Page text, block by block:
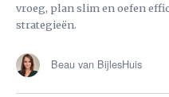
vroeg, plan slim en oefen
strategieën.
Beau van BijlesHuis